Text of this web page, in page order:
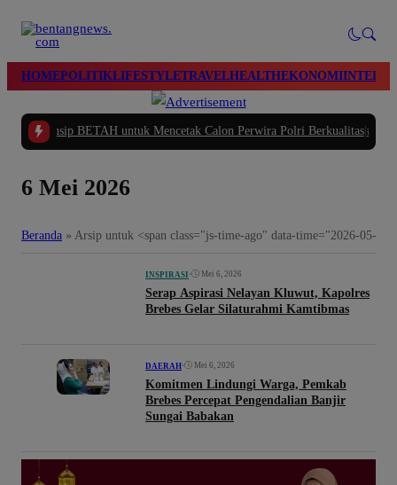
HOMEPOLITIKLIFESTYLETRAVELHEALTHEKONOMI
BETAH untuk Mencetak Calon Perwira Polri Berkualitas|#2 -Polres
6 Mei 2026
Beranda » Arsip untuk <span class="js-time-ago" data-time="2026-05-
INSPIRASI • Mei 6, 2026
Serap Aspirasi Nelayan Kluwut, Kapolres
Brebes Gelar Silaturahmi Kamtibmas
DAERAH• Mei 6, 2026
Komitmen Lindungi Warga, Pemkab
Brebes Percepat Pengendalian Banjir
Sungai Babakan